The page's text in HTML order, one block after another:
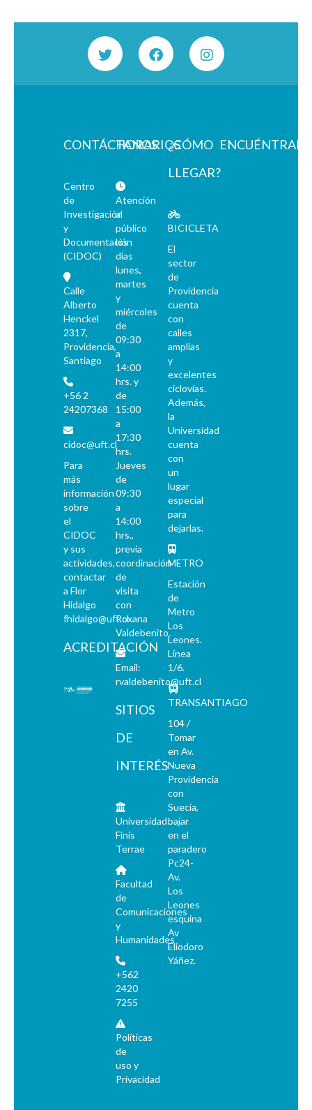
CONTÁCTANOS
Centro
de
Investigación
y
Documentación
(CIDOC)
Calle
Alberto
Henckel
2317,
Providencia,
Santiago
+56 2
24207368
cidoc@uft.cl
Para
más
información
sobre
el
CIDOC
y sus
actividades,
contactar
a Flor
Hidalgo
fhidalgo@uft.cl
ACREDITACIÓN
HORARIOS
Atención
al
público
los
días
lunes,
martes
y
miércoles
de
09:30
a
14:00
hrs. y
de
15:00
a
17:30
hrs.
Jueves
de
09:30
a
14:00
hrs.,
previa
coordinación
de
visita
con
Roxana
Valdebenito.
Email:
rvaldebenito@uft.cl
SITIOS
DE
INTERÉS
Universidad
Finis
Terrae
Facultad
de
Comunicaciones
y
Humanidades
+562
2420
7255
Políticas
de
uso y
Privacidad
¿CÓMO
LLEGAR?
BICICLETA
El
sector
de
Providencia
cuenta
con
calles
amplias
y
excelentes
ciclovías.
Además,
la
Universidad
cuenta
con
un
lugar
especial
para
dejarlas.
METRO
Estación
de
Metro
Los
Leones.
Línea
1/6.
TRANSANTIAGO
104 /
Tomar
en Av.
Nueva
Providencia
con
Suecia,
bajar
en el
paradero
Pc24-
Av.
Los
Leones
esquina
Av
Eliodoro
Yáñez.